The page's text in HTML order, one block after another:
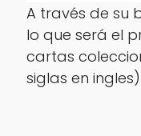
A través de su
lo que será el
cartas
siglas en